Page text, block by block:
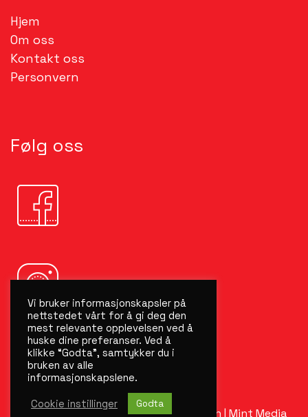
Hjem
Om oss
Kontakt oss
Personvern
Følg oss
2026 Byggmesteren Vest Personvern |Mint Media
Vi bruker informasjonskapsler på
nettstedet vårt for å gi deg den
mest relevante opplevelsen ved å
huske dine preferanser. Ved å
klikke “Godta”, samtykker du i
bruken av alle
informasjonskapslene.
Cookie instillinger Godta